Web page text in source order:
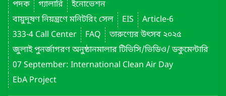
পদক
গ্যালারি
ইনোভেশন
বায়ুদূষণ নিয়ন্ত্রণে মনিটরিং সেল
EIS
Article-6
333-4 Call Center
FAQ
তারুণ্যের উৎসব ২০২৫
জুলাই পুনর্জাগরণ অনুষ্ঠানমালার টিভিসি/ভিডিও/ ডকুমেন্টারি
07 September: International Clean Air Day
EbA Project